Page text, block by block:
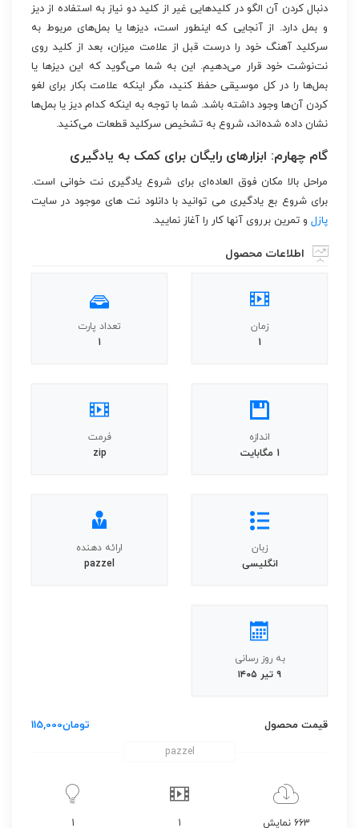
دنبال کردن آن الگو در کلیدهایی غیر از کلید دو نیاز به استفاده از دیز
و بمل دارد. از آنجایی که اینطور است، دیزها یا بمل‌های مربوط به
سرکلید آهنگ خود را درست قبل از علامت میزان، بعد از کلید روی
نت‌نوشت خود قرار می‌دهیم. این به شما می‌گوید که این دیزها یا
بمل‌ها را در کل موسیقی حفظ کنید، مگر اینکه علامت بکار برای لغو
کردن آن‌ها وجود داشته باشد. شما با توجه به اینکه کدام دیز یا بمل‌ها
نشان داده شده‌اند، شروع به تشخیص سرکلید قطعات می‌کنید.
گام چهارم: ابزارهای رایگان برای کمک به یادگیری
مراحل بالا مکان فوق العاده‌ای برای شروع یادگیری نت خوانی است.
برای شروع بع یادگیری می توانید با دانلود نت های موجود در سایت
پازل و تمرین برروی آنها کار را آغاز نمایید.
اطلاعات محصول
زمان
1
تعداد پارت
1
اندازه
1 مگابایت
فرمت
zip
زبان
انگلیسی
ارائه دهنده
pazzel
به روز رسانی
۹ تیر ۱۴۰۵
قیمت محصول تومان115,000
pazzel
663 نمایش 1
1